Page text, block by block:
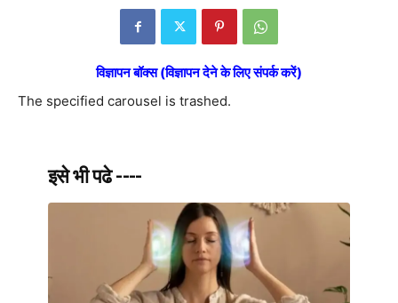
विज्ञापन बॉक्स (विज्ञापन देने के लिए संपर्क करें)
The specified carousel is trashed.
इसे भी पढे ----